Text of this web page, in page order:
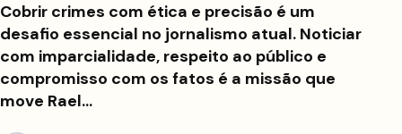
Cobrir crimes com ética e precisão é um
desafio essencial no jornalismo atual. Noticiar
com imparcialidade, respeito ao público e
compromisso com os fatos é a missão que
move Rael…